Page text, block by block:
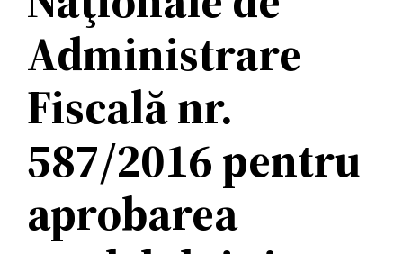
Administrare
Fiscală nr.
587/2016 pentru
aprobarea